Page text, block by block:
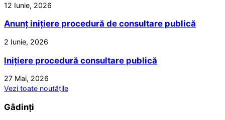
12 Iunie, 2026
Anunț inițiere procedură de consultare publică
2 Iunie, 2026
Inițiere procedură consultare publică
27 Mai, 2026
Vezi toate noutățile
Gâdinți